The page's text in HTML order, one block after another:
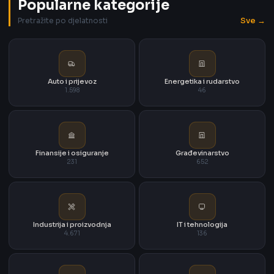
Popularne kategorije
Pretražite po djelatnosti Sve →
Auto i prijevoz
1.598
Energetika i rudarstvo
46
Finansije i osiguranje
231
Građevinarstvo
652
Industrija i proizvodnja
4.671
IT i tehnologija
136